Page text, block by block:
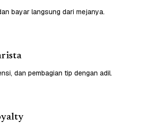
bayar langsung dari mejanya.
dan pembagian tip dengan adil.